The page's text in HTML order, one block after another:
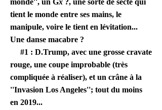
monde'', un Gx ?, une sorte de secte qui
tient le monde entre ses mains, le
manipule, voire le tient en lévitation...
Une danse macabre ?
#1 : D.Trump, avec une grosse cravate
rouge, une coupe improbable (très
compliquée à réaliser), et un crâne à la
''Invasion Los Angeles''; tout du moins
en 2019...